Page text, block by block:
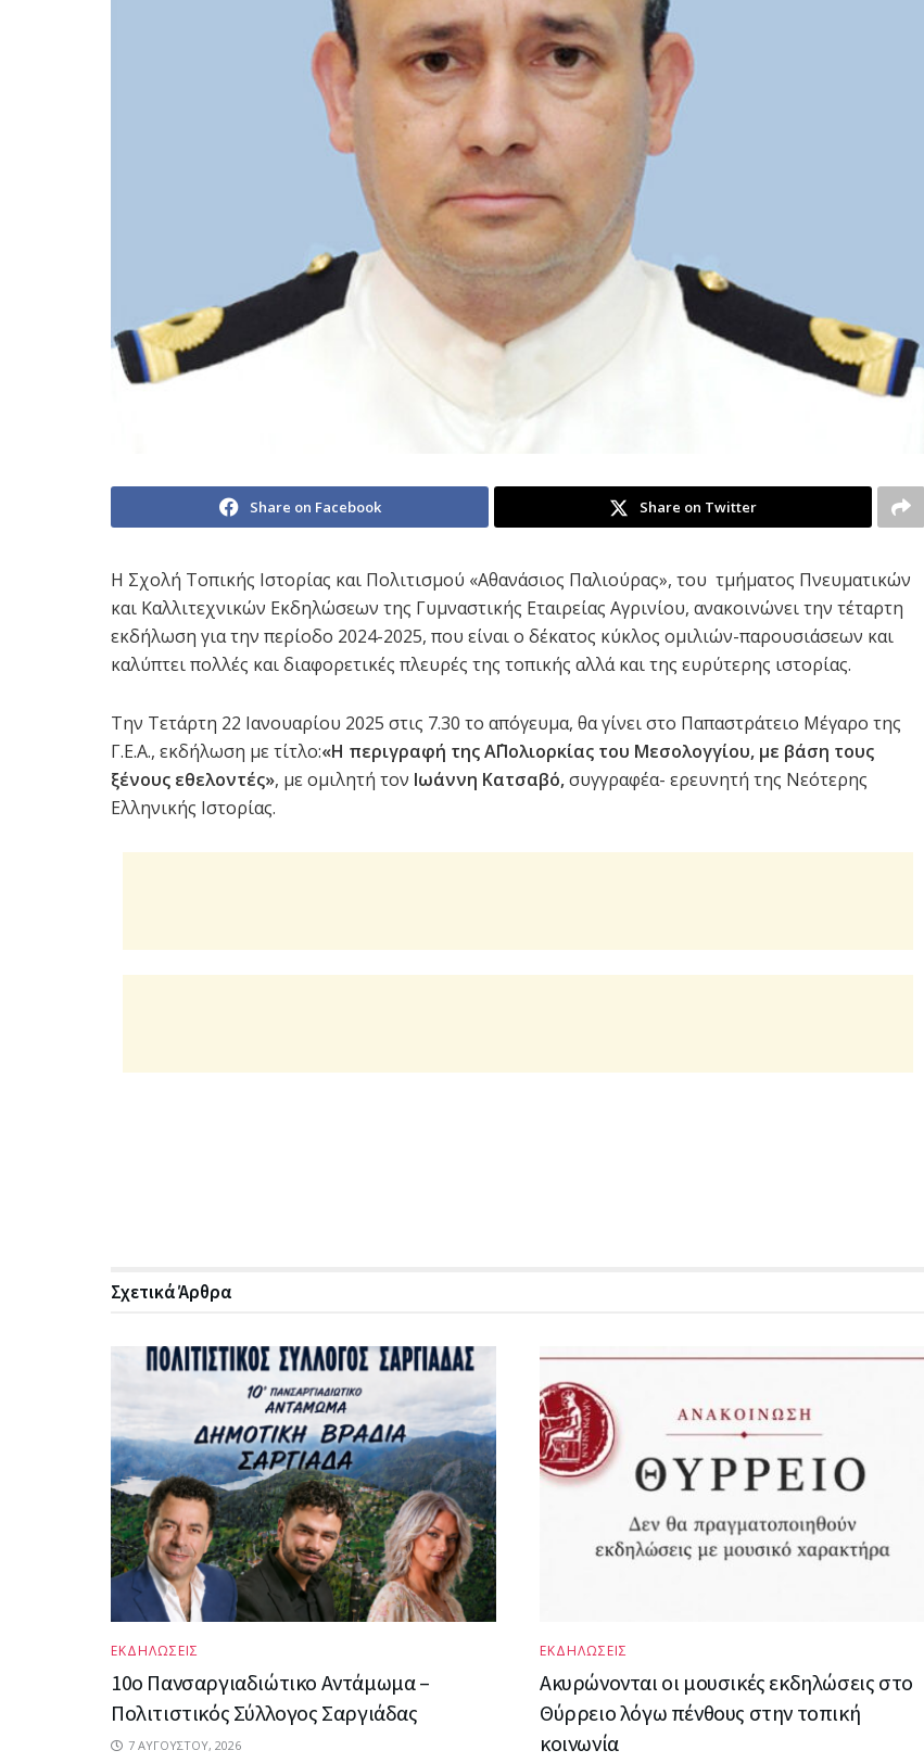
Share on Facebook Share on Twitter
Η Σχολή Τοπικής Ιστορίας και Πολιτισμού «Αθανάσιος Παλιούρας», του τμήματος Πνευματικών
και Καλλιτεχνικών Εκδηλώσεων της Γυμναστικής Εταιρείας Αγρινίου, ανακοινώνει την τέταρτη
εκδήλωση για την περίοδο 2024-2025, που είναι ο δέκατος κύκλος ομιλιών-παρουσιάσεων και
καλύπτει πολλές και διαφορετικές πλευρές της τοπικής αλλά και της ευρύτερης ιστορίας.
Την Τετάρτη 22 Ιανουαρίου 2025 στις 7.30 το απόγευμα, θα γίνει στο Παπαστράτειο Μέγαρο της
Γ.Ε.Α., εκδήλωση με τίτλο:«Η περιγραφή της Α΄Πολιορκίας του Μεσολογγίου, με βάση τους
ξένους εθελοντές», με ομιλητή τον Ιωάννη Κατσαβό,συγγραφέα- ερευνητή της Νεότερης
Ελληνικής Ιστορίας.
ΣχετικάΆρθρα
ΕΚΔΗΛΩΣΕΙΣ
10ο Πανσαργιαδιώτικο Αντάμωμα –
Πολιτιστικός Σύλλογος Σαργιάδας
7 ΑΥΓΟΎΣΤΟΥ, 2026
ΕΚΔΗΛΩΣΕΙΣ
Ακυρώνονται οι μουσικές εκδηλώσεις στο
Θύρρειο λόγω πένθους στην τοπική
κοινωνία